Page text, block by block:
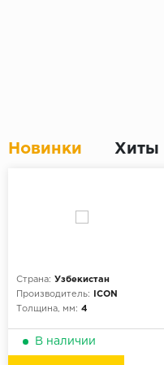
Новинки Хиты
Страна: Узбекистан
Производитель:
ICON
Толщина, мм: 4
В наличии